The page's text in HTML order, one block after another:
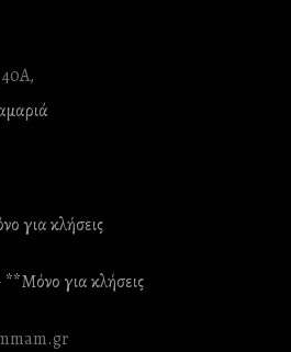
για κλήσεις
**Mόνο για κλήσεις